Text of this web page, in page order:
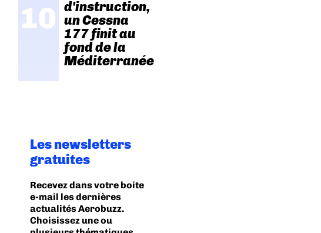
d'instruction,
un Cessna
177 finit au
fond de la
Méditerranée
Les newsletters
gratuites
Recevez dans votre boite
e-mail les dernières
actualités Aerobuzz.
Choisissez une ou